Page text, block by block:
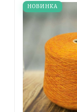
НОВИНКА